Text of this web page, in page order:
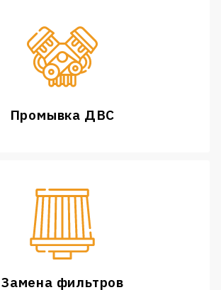
Промывка ДВС
Замена фильтров